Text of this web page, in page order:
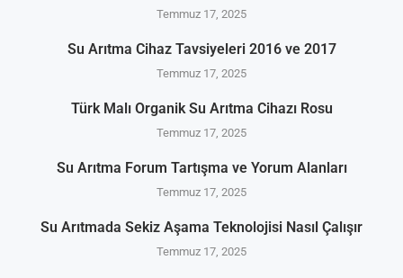
Temmuz 17, 2025
Su Arıtma Cihaz Tavsiyeleri 2016 ve 2017
Temmuz 17, 2025
Türk Malı Organik Su Arıtma Cihazı Rosu
Temmuz 17, 2025
Su Arıtma Forum Tartışma ve Yorum Alanları
Temmuz 17, 2025
Su Arıtmada Sekiz Aşama Teknolojisi Nasıl Çalışır
Temmuz 17, 2025